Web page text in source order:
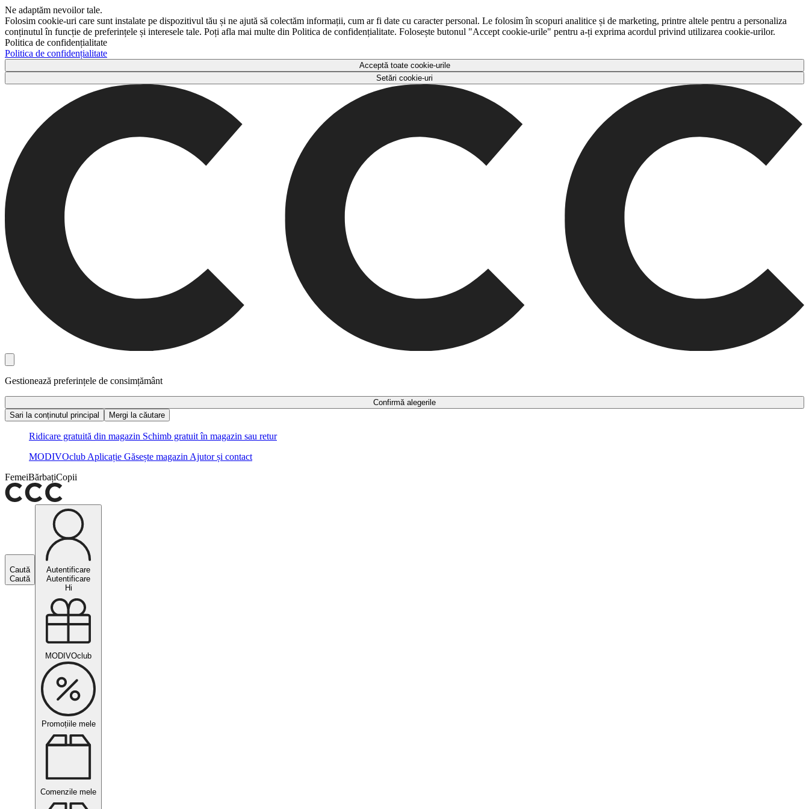
Ne adaptăm nevoilor tale.
Folosim cookie-uri care sunt instalate pe dispozitivul tău și ne ajută să colectăm informații, cum ar fi date cu caracter personal. Le folosim în scopuri analitice și de marketing, printre altele pentru a personaliza
conținutul în funcție de preferințele și interesele tale. Poți afla mai multe din Politica de confidențialitate. Folosește butonul "Accept cookie-urile" pentru a-ți exprima acordul privind utilizarea cookie-urilor.
Politica de confidențialitate
Politica de confidențialitate
Acceptă toate cookie-urile
Setări cookie-uri
Gestionează preferințele de consimțământ
Confirmă alegerile
Sari la conținutul principal
Mergi la căutare
Ridicare gratuită din magazin Schimb gratuit în magazin sau retur
MODIVOclub Aplicație Găsește magazin Ajutor și contact
FemeiBărbațiCopii
Caută
Caută
Autentificare
Autentificare
Hi
MODIVOclub
Promoțiile mele
Comenzile mele